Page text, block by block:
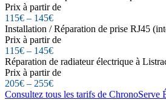
Prix à partir de
115€ – 145€
Installation / Réparation de prise RJ45
Prix à partir de
115€ – 145€
Réparation de radiateur électrique à
Prix à partir de
205€ – 255€
Consultez tous les tarifs de ChronoServe